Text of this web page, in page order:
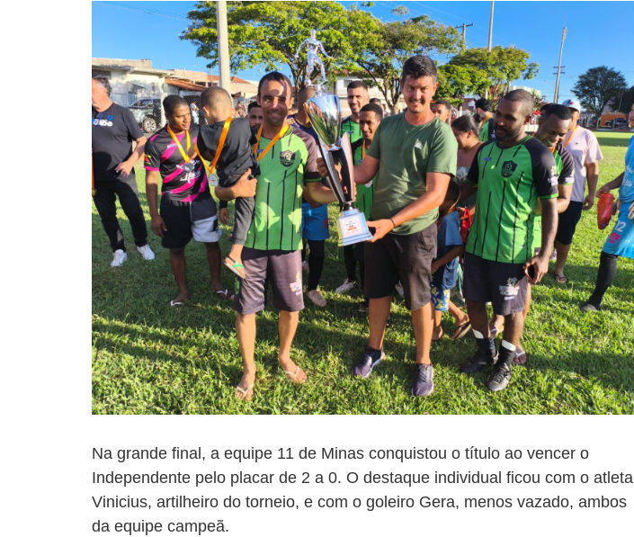
Na grande final, a equipe 11 de Minas conquistou o título ao vencer o
Independente pelo placar de 2 a 0. O destaque individual ficou com o atleta
Vinicius, artilheiro do torneio, e com o goleiro Gera, menos vazado, ambos
da equipe campeã.